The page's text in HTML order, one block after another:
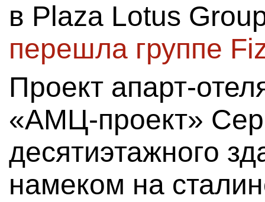
в Plaza Lotus
перешла группе
Проект апарт-
«АМЦ-проект»
десятиэтажного
намеком на